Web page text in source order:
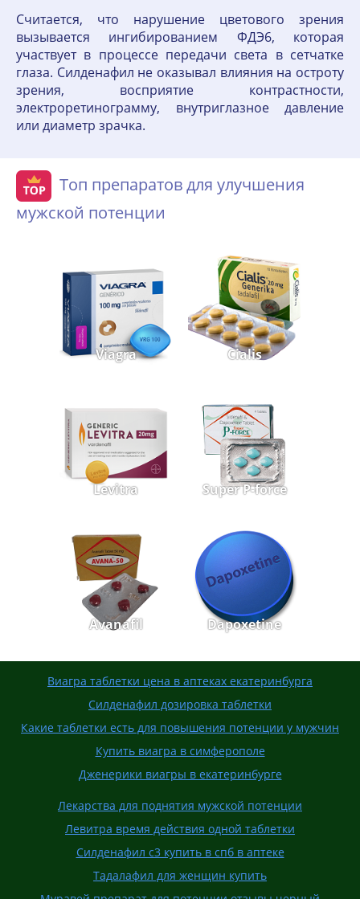
Считается, что нарушение цветового зрения
вызывается ингибированием ФДЭ6, которая
участвует в процессе передачи света в сетчатке
глаза. Силденафил не оказывал влияния на остроту
зрения, восприятие контрастности,
электроретинограмму, внутриглазное давление
или диаметр зрачка.
Топ препаратов для улучшения
мужской потенции
Viagra Cialis
Levitra Super P-force
Avanafil Dapoxetine
Виагра таблетки цена в аптеках екатеринбурга
Силденафил дозировка таблетки
Какие таблетки есть для повышения потенции у мужчин
Купить виагра в симферополе
Дженерики виагры в екатеринбурге
Лекарства для поднятия мужской потенции
Левитра время действия одной таблетки
Силденафил с3 купить в спб в аптеке
Тадалафил для женщин купить